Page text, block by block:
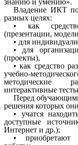
Владение ИКТ
разных целях:
• как
(презентации,
• для
• для
(проекты),
• как средство
учебно-
методические
интерактивные
Перед
решения которых
• учатся
доступные
Интернет и др.);
• приобретают